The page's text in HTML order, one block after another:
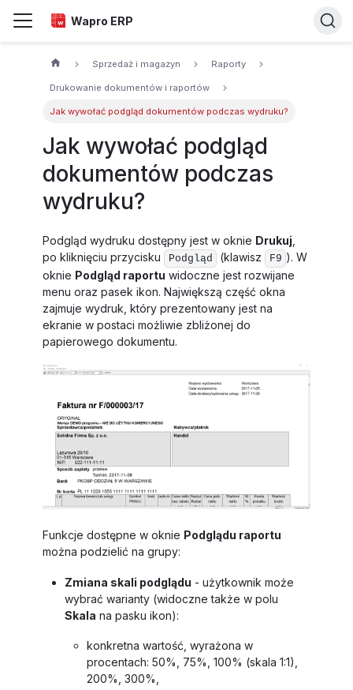
Wapro ERP
Sprzedaż i magazyn Raporty
Drukowanie dokumentów i raportów
Jak wywołać podgląd dokumentów podczas wydruku?
Jak wywołać podgląd
dokumentów podczas
wydruku?
Podgląd wydruku dostępny jest w oknie Drukuj
po kliknięciu przycisku
Podgląd (klawisz F9 ). W
oknie Podgląd raportu widoczne jest rozwijane
menu oraz pasek ikon. Największą część okna
zajmuje wydruk, który prezentowany jest na
ekranie w postaci możliwie zbliżonej do
papierowego dokumentu.
Funkcje dostępne w oknie Podglądu raportu
można podzielić na grupy:
Zmiana skali podglądu - użytkownik może
wybrać warianty (widoczne także w polu
Skala na pasku ikon):
konkretna wartość, wyrażona w
procentach: 50%, 75%, 100% (skala 1:1),
200%, 300%,